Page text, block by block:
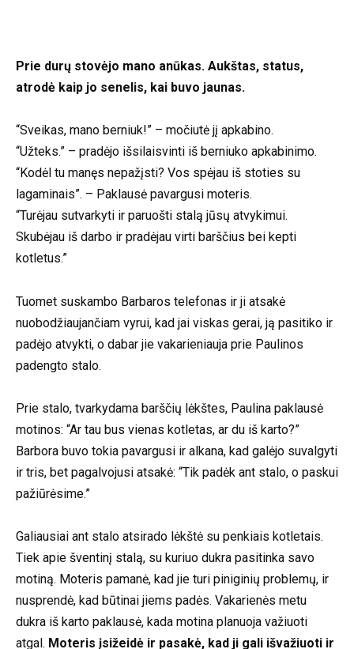
Prie durų stovėjo mano anūkas. Aukštas, status,
atrodė kaip jo senelis, kai buvo jaunas.
“Sveikas, mano berniuk!” – močiutė jį apkabino.
“Užteks.” – pradėjo išsilaisvinti iš berniuko apkabinimo.
“Kodėl tu manęs nepažįsti? Vos spėjau iš stoties su
lagaminais”. – Paklausė pavargusi moteris.
“Turėjau sutvarkyti ir paruošti stalą jūsų atvykimui.
Skubėjau iš darbo ir pradėjau virti barščius bei kepti
kotletus.”
Tuomet suskambo Barbaros telefonas ir ji atsakė
nuobodžiaujančiam vyrui, kad jai viskas gerai, ją pasitiko ir
padėjo atvykti, o dabar jie vakarieniauja prie Paulinos
padengto stalo.
Prie stalo, tvarkydama barščių lėkštes, Paulina paklausė
motinos: “Ar tau bus vienas kotletas, ar du iš karto?”
Barbora buvo tokia pavargusi ir alkana, kad galėjo suvalgyti
ir tris, bet pagalvojusi atsakė: “Tik padėk ant stalo, o paskui
pažiūrėsime.”
Galiausiai ant stalo atsirado lėkštė su penkiais kotletais.
Tiek apie šventinį stalą, su kuriuo dukra pasitinka savo
motiną. Moteris pamanė, kad jie turi piniginių problemų, ir
nusprendė, kad būtinai jiems padės. Vakarienės metu
dukra iš karto paklausė, kada motina planuoja važiuoti
atgal. Moteris įsižeidė ir pasakė, kad ji gali išvažiuoti ir